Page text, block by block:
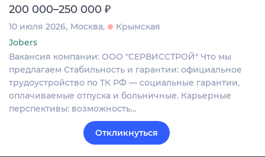
200 000–250 000 ₽
10 июля 2026 Москва
Крымская
Jobers
Вакансия компании: ООО "СЕРВИССТРОЙ" Что мы
предлагаем Стабильность и гарантии: официальное
трудоустройство по ТК РФ — социальные гарантии,
оплачиваемые отпуска и больничные. Карьерные
перспективы: возможность…
Откликнуться